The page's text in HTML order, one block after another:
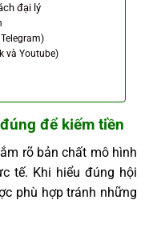
đại lý
và Youtube)
để kiếm tiền
rõ bản chất mô hình
tế. Khi hiểu đúng hội
phù hợp tránh những